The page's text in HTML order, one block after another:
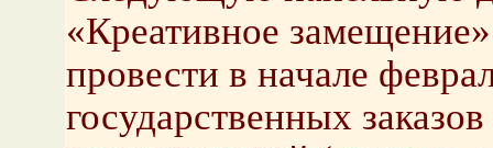
«Креативное
провести в начале
государственных